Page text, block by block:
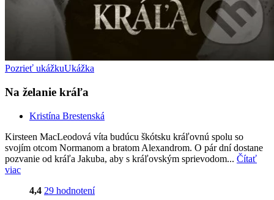
Pozrieť ukážkuUkážka
Na želanie kráľa
Kristína Brestenská
Kirsteen MacLeodová víta budúcu škótsku kráľovnú spolu so
svojím otcom Normanom a bratom Alexandrom. O pár dní dostane
pozvanie od kráľa Jakuba, aby s kráľovským sprievodom... Čítať
viac
4,4 29 hodnotení